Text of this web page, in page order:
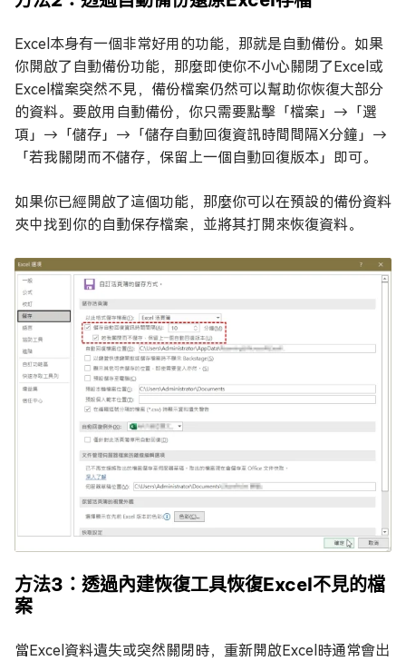
Excel本身有一個非常好用的功能，那就是自動備份。如果
你開啟了自動備份功能，那麼即使你不小心關閉了Excel或
Excel檔案突然不見，備份檔案仍然可以幫助你恢復大部分
的資料。要啟用自動備份，你只需要點擊「檔案」→「選
項」→「儲存」→「儲存自動回復資訊時間間隔X分鐘」→
「若我關閉而不儲存，保留上一個自動回復版本」即可。
如果你已經開啟了這個功能，那麼你可以在預設的備份資料
夾中找到你的自動保存檔案，並將其打開來恢復資料。
方法3：透過內建恢復工具恢復Excel不見的檔
案
當Excel資料遺失或突然關閉時，重新開啟Excel時通常會出